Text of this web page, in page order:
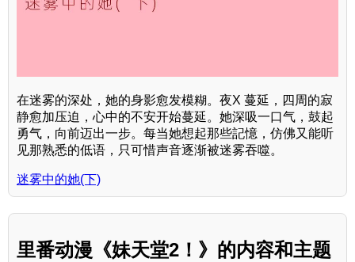
在迷雾的深处，她的身影愈发模糊。夜X 蔓延，四周的寂
静愈加压迫，心中的不安开始蔓延。她深吸一口气，鼓起
勇气，向前迈出一步。每当她想起那些記憶，仿佛又能听
见那熟悉的低语，只可惜声音逐渐被迷雾吞噬。
迷雾中的她(下)
里番动漫《妹天堂2！》的内容和主题